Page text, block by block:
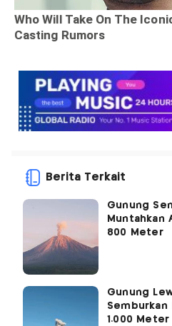
Berita Terkait
Gunung
Muntahkan
800 Meter
Gunung
Semburkan
1.000 Meter